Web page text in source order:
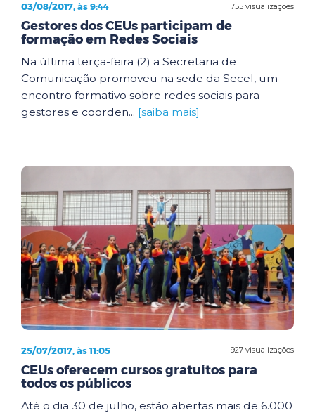
755 visualizações
03/08/2017, às 9:44
Gestores dos CEUs participam de
formação em Redes Sociais
Na última terça-feira (2) a Secretaria de
Comunicação promoveu na sede da Secel, um
encontro formativo sobre redes sociais para
gestores e coorden... [saiba mais]
927 visualizações
25/07/2017, às 11:05
CEUs oferecem cursos gratuitos para
todos os públicos
Até o dia 30 de julho, estão abertas mais de 6.000